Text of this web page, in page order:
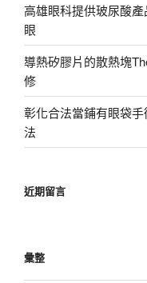
高雄眼科提供玻尿酸
眼
導熱矽膠片的散熱塊
修
彰化合法當鋪有眼袋
法
近期留言
彙整